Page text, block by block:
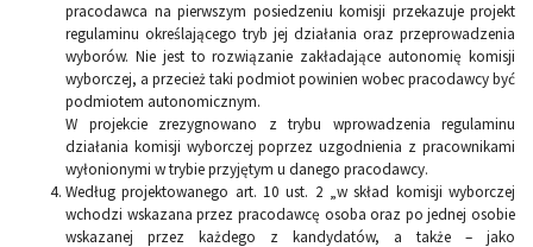
pracodawca na pierwszym posiedzeniu komisji przekazuje projekt
regulaminu określającego tryb jej działania oraz przeprowadzenia
wyborów. Nie jest to rozwiązanie zakładające autonomię komisji
wyborczej, a przecież taki podmiot powinien wobec pracodawcy być
podmiotem autonomicznym.
W projekcie zrezygnowano z trybu wprowadzenia regulaminu
działania komisji wyborczej poprzez uzgodnienia z pracownikami
wyłonionymi w trybie przyjętym u danego pracodawcy.
Według projektowanego art. 10 ust. 2 „w skład komisji wyborczej
wchodzi wskazana przez pracodawcę osoba oraz po jednej osobie
wskazanej przez każdego z kandydatów, a także – jako